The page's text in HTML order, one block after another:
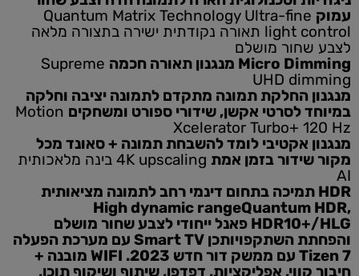
עמוק Quantum Matrix Technology Ultra-fine
light control תאורה נקודתית ישירה בתצורה מלאה
לצבע שחור מושלם
Micro Dimming מנגנון תאורה חכמה
Supreme
UHD dimming
מנגנון החלקת תמונה מתקדם לתמונה יציבה וחלקה
במיוחד לסרטי אקשן, שידורי ספורט ומשחקים Motion
Xcelerator Turbo+ 120 Hz
מנגנון אקטיבי לומד להשבחת תמונה + סאונד מכל
מקור שידור בזמן אמת
4K upscaling בינה מלאכותית
AI
HDR תמיכה בתחום דינמי רחב לתמונה מציאותית
High dynamic rangeQuantum HDR,
HDR10+/HLG פאנל ייחודי לצבע שחור מושלם
והפחתת השתקפויותכן Smart TV עם מערכת הפעלה
Tizen 7 עם ממשק דור חדש 2023. WIFI מובנה +
חיבור קווי, אפליקציות, דפדפן, שיתוף ושיקוף תוכן,